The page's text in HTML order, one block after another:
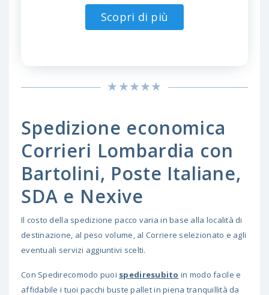
Scopri di più
Spedizione economica
Corrieri Lombardia con
Bartolini, Poste Italiane,
SDA e Nexive
Il costo della spedizione pacco varia in base alla località di
destinazione, al peso volume, al Corriere selezionato e agli
eventuali servizi aggiuntivi scelti.
Con Spedirecomodo puoi spediresubito in modo facile e
affidabile i tuoi pacchi buste pallet in piena tranquillità da